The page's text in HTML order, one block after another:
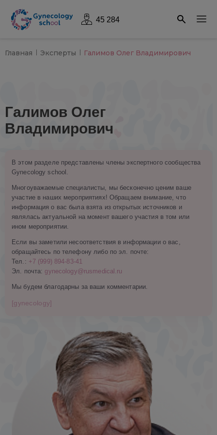
45 284
Главная Эксперты Галимов Олег Владимирович
Галимов Олег
Владимирович
В этом разделе представлены члены экспертного сообщества
Gynecology school.
Многоуважаемые специалисты, мы бесконечно ценим ваше
участие в наших мероприятиях! Обращаем внимание, что
информация о вас была взята из открытых источников и
являлась актуальной на момент вашего участия в том или
ином мероприятии.
Если вы заметили несоответствия в информации о вас,
обращайтесь по телефону либо по эл. почте:
Тел.: +7 (999) 894-83-41
Эл. почта: gynecology@rusmedical.ru
Мы будем благодарны за ваши комментарии.
[gynecology]